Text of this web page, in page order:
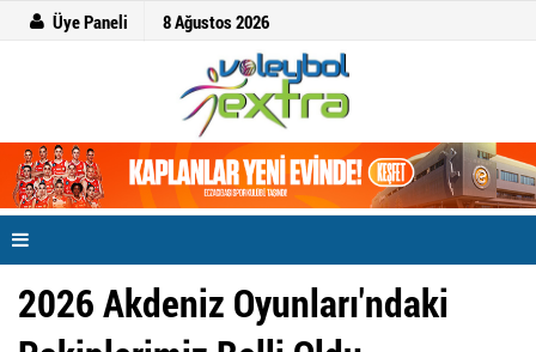
Üye Paneli 8 Ağustos 2026
2026 Akdeniz Oyunları'ndaki